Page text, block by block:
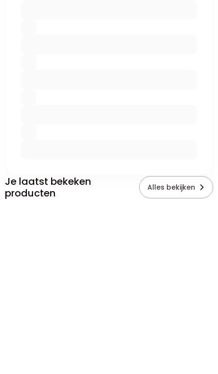
Je laatst bekeken
producten
Alles bekijken